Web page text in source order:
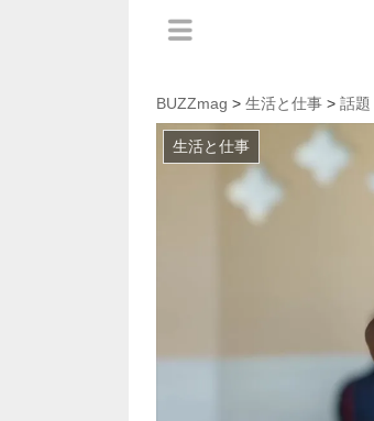
BUZZmag > 生活と仕事 > 話題
生活と仕事